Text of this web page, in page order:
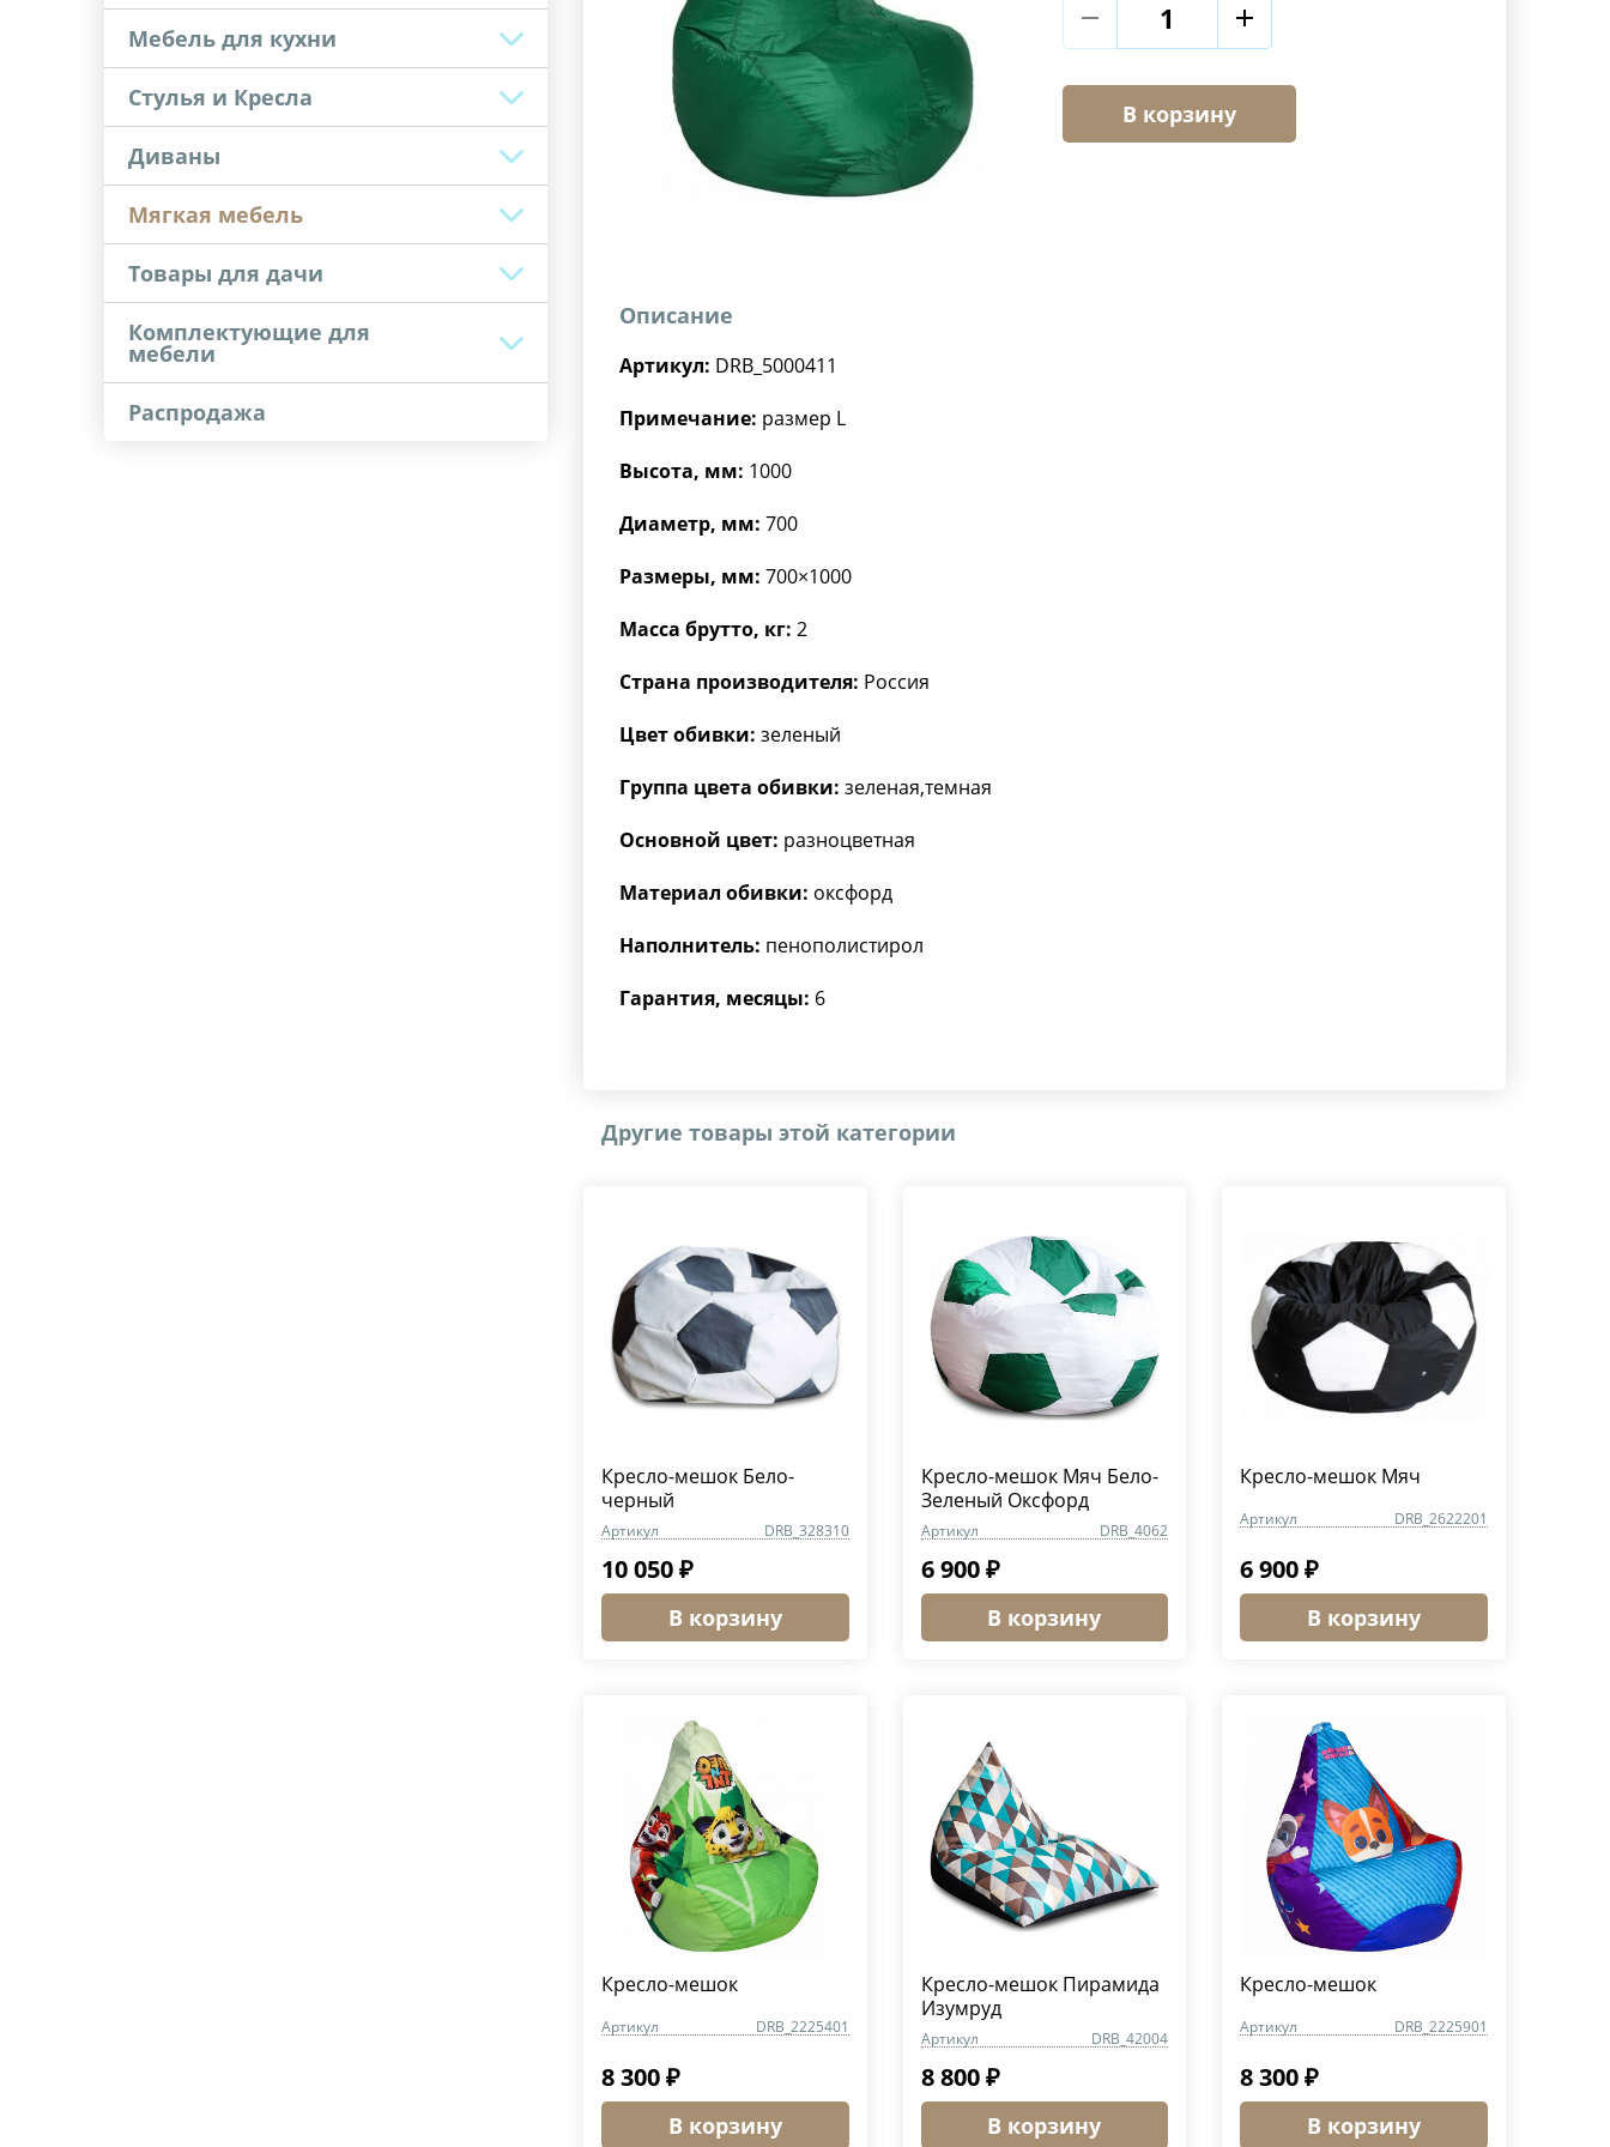
Мебель для кухни
Стулья и Кресла
Диваны
Мягкая мебель
Товары для дачи
Комплектующие для
мебели
Распродажа
В корзину
Описание
Артикул: DRB_5000411
Примечание: размер L
Высота, мм: 1000
Диаметр, мм: 700
Размеры, мм: 700×1000
Масса брутто, кг: 2
Страна производителя: Россия
Цвет обивки: зеленый
Группа цвета обивки: зеленая,темная
Основной цвет: разноцветная
Материал обивки: оксфорд
Наполнитель: пенополистирол
Гарантия, месяцы: 6
Другие товары этой категории
Кресло-мешок Бело-
черный
Артикул DRB_328310
10 050 ₽
В корзину
Кресло-мешок Мяч Бело-
Зеленый Оксфорд
Артикул DRB_4062
6 900 ₽
В корзину
Кресло-мешок Мяч
Артикул DRB_2622201
6 900 ₽
В корзину
Кресло-мешок
Артикул DRB_2225401
8 300 ₽
В корзину
Кресло-мешок Пирамида
Изумруд
Артикул DRB_42004
8 800 ₽
В корзину
Кресло-мешок
Артикул DRB_2225901
8 300 ₽
В корзину